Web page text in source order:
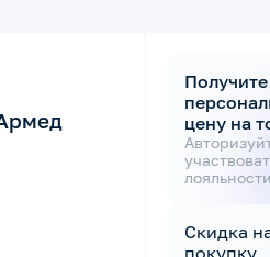
Получите
цену на
лояльности
Скидка